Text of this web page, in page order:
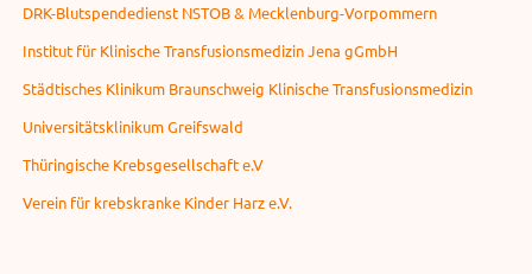
DRK-Blutspendedienst NSTOB & Mecklenburg-Vorpommern
Institut für Klinische Transfusionsmedizin Jena gGmbH
Städtisches Klinikum Braunschweig Klinische Transfusionsmedizin
Universitätsklinikum Greifswald
Thüringische Krebsgesellschaft e.V
Verein für krebskranke Kinder Harz e.V.